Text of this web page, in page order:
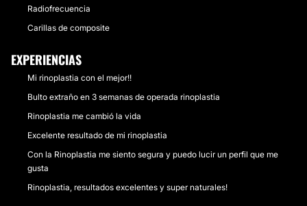
Radiofrecuencia
Carillas de composite
EXPERIENCIAS
Mi rinoplastia con el mejor!!
Bulto extraño en 3 semanas de operada rinoplastia
Rinoplastia me cambió la vida
Excelente resultado de mi rinoplastia
Con la Rinoplastia me siento segura y puedo lucir un perfil que me
gusta
Rinoplastia, resultados excelentes y super naturales!